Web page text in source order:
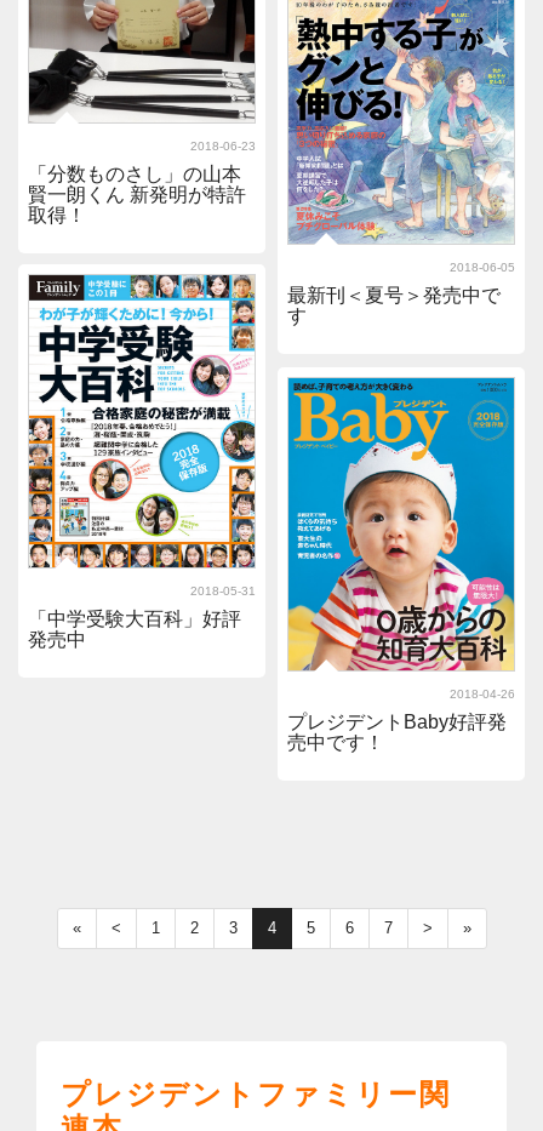
2018-06-23
「分数ものさし」の山本
賢一朗くん 新発明が特許
取得！
2018-06-05
最新刊＜夏号＞発売中で
す
2018-05-31
「中学受験大百科」好評
発売中
2018-04-26
プレジデントBaby好評発
売中です！
« < 1 2 3 4 5 6 7 > »
プレジデントファミリー関